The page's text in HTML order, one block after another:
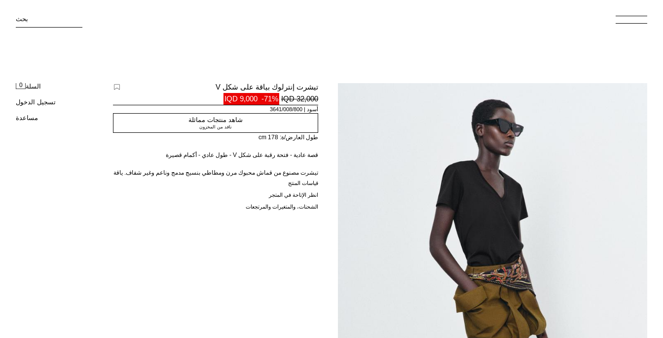
بحث
السلة 0
تسجيل الدخول
مساعدة
تيشرت إنترلوك بياقة على شكل V
32,000 IQD
-71%
9,000 IQD
أسود 3641/008/800
شاهد منتجات مماثلة
نافد من المخزون
طول العارض/ة: 178 cm
قصة عادية - فتحة رقبة على شكل V - طول عادي - أكمام قصيرة
تيشرت مصنوع من قماش محبوك مرن ومطاطي بنسيج مدمج وناعم وغير شفاف. ياقة
على شكل V وأكمام قصيرة.
قياسات المنتج
انظر الإتاحة في المتجر
الشحنات، والمتغيرات والمرتجعات